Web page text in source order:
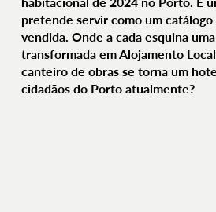
pretende servir como um catálogo
vendida. Onde a cada esquina
transformada em Alojamento
canteiro de obras se torna um
cidadãos do Porto atualmente?